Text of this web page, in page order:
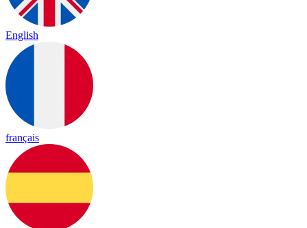
English
français